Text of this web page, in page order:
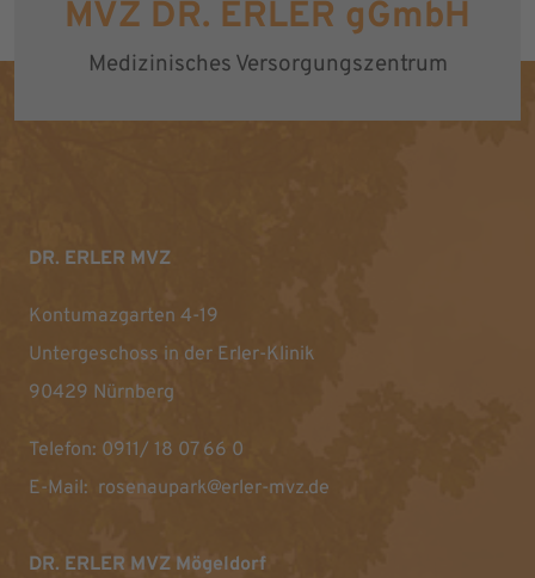
MVZ DR. ERLER gGmbH
Medizinisches Versorgungszentrum
DR. ERLER MVZ
Kontumazgarten 4-19
Untergeschoss in der Erler-Klinik
90429 Nürnberg
Telefon: 0911/ 18 07 66 0
E-Mail: rosenaupark@erler-mvz.de
DR. ERLER MVZ Mögeldorf